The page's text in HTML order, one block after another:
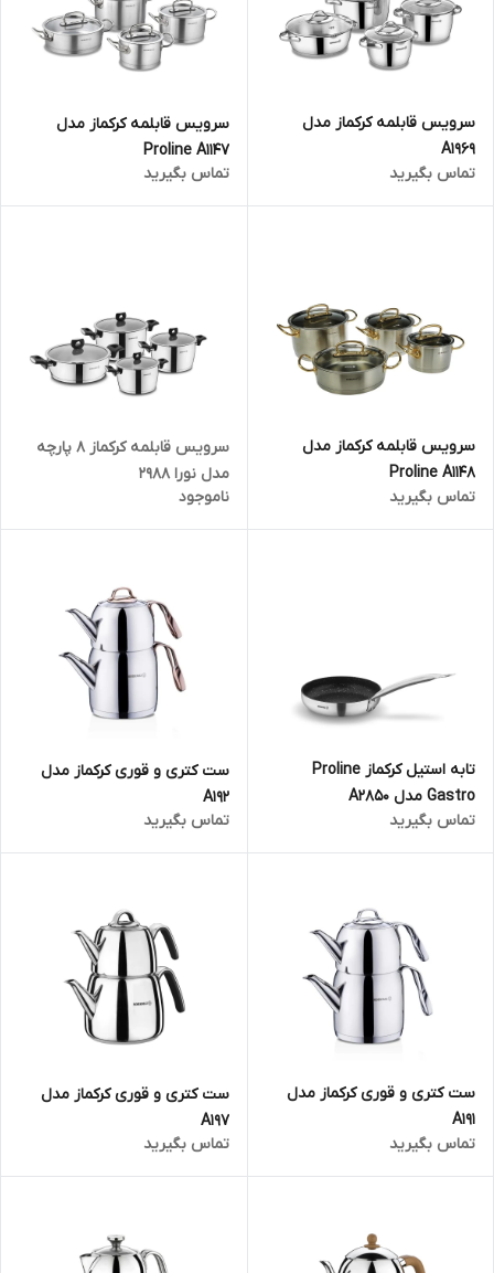
سرویس قابلمه کرکماز مدل
A1969
تماس بگیرید
سرویس قابلمه کرکماز مدل
Proline A1147
تماس بگیرید
سرویس قابلمه کرکماز مدل
Proline A1148
تماس بگیرید
سرویس قابلمه کرکماز 8 پارچه
مدل نورا 2988
ناموجود
تابه استیل کرکماز Proline
Gastro مدل A2850
تماس بگیرید
ست کتری و قوری کرکماز مدل
A192
تماس بگیرید
ست کتری و قوری کرکماز مدل
A191
تماس بگیرید
ست کتری و قوری کرکماز مدل
A197
تماس بگیرید